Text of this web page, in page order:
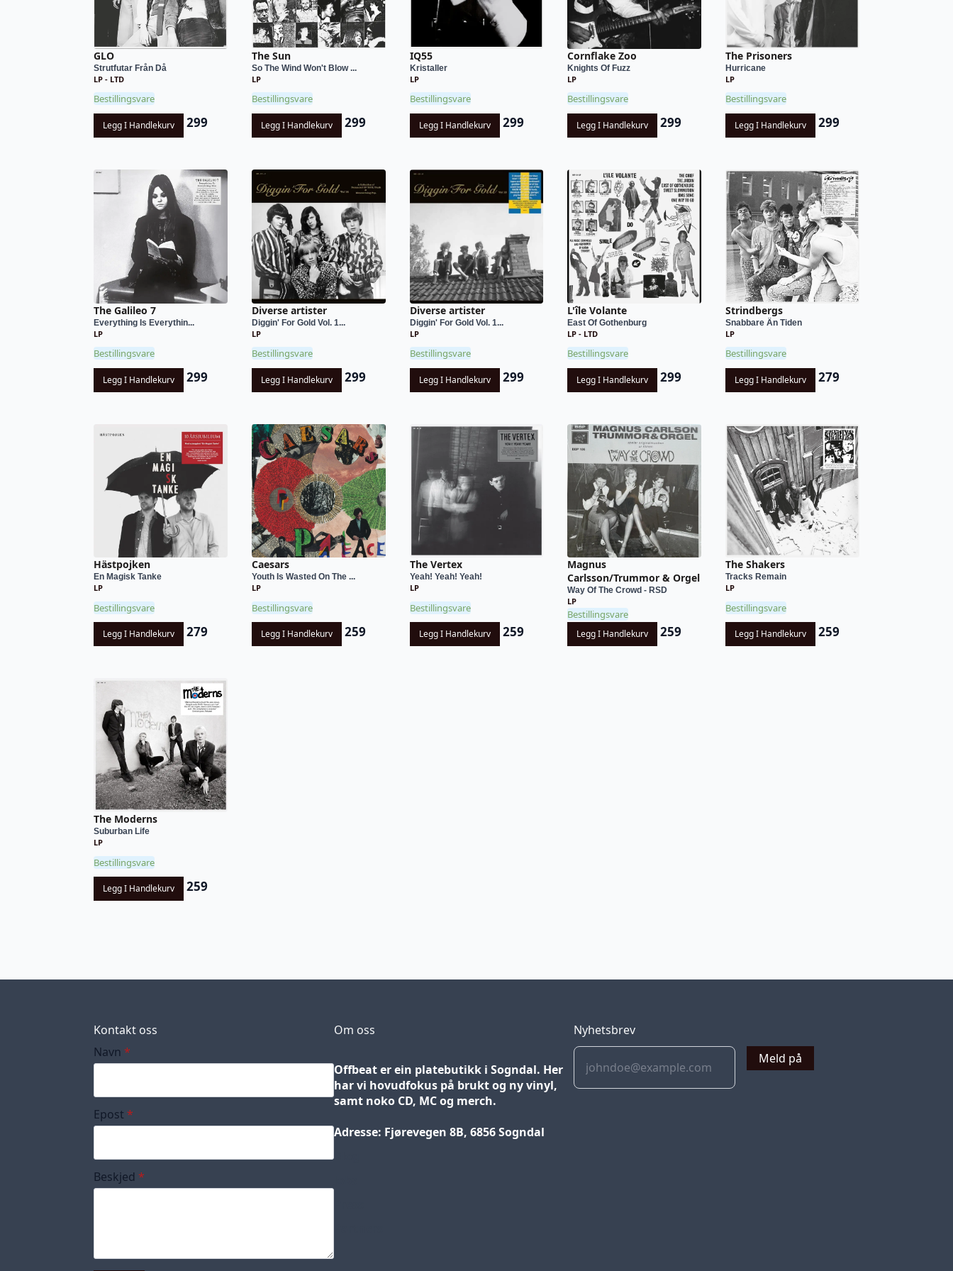
GLO
Strutfutar Från Då
LP - LTD
Bestillingsvare
Legg I Handlekurv 299
The Sun
So The Wind Won't Blow ...
LP
Bestillingsvare
Legg I Handlekurv 299
IQ55
Kristaller
LP
Bestillingsvare
Legg I Handlekurv 299
Cornflake Zoo
Knights Of Fuzz
LP
Bestillingsvare
Legg I Handlekurv 299
The Prisoners
Hurricane
LP
Bestillingsvare
Legg I Handlekurv 299
The Galileo 7
Everything Is Everythin...
LP
Bestillingsvare
Legg I Handlekurv 299
Diverse artister
Diggin' For Gold Vol. 1...
LP
Bestillingsvare
Legg I Handlekurv 299
Diverse artister
Diggin' For Gold Vol. 1...
LP
Bestillingsvare
Legg I Handlekurv 299
L'île Volante
East Of Gothenburg
LP - LTD
Bestillingsvare
Legg I Handlekurv 299
Strindbergs
Snabbare Än Tiden
LP
Bestillingsvare
Legg I Handlekurv 279
Hästpojken
En Magisk Tanke
LP
Bestillingsvare
Legg I Handlekurv 279
Caesars
Youth Is Wasted On The ...
LP
Bestillingsvare
Legg I Handlekurv 259
The Vertex
Yeah! Yeah! Yeah!
LP
Bestillingsvare
Legg I Handlekurv 259
Magnus
Carlsson/Trummor & Orgel
Way Of The Crowd - RSD
LP
Bestillingsvare
Legg I Handlekurv 259
The Shakers
Tracks Remain
LP
Bestillingsvare
Legg I Handlekurv 259
The Moderns
Suburban Life
LP
Bestillingsvare
Legg I Handlekurv 259
Kontakt oss
Navn *
Epost *
Beskjed *
Om oss
Offbeat er ein platebutikk i Sogndal. Her
har vi hovudfokus på brukt og ny vinyl,
samt noko CD, MC og merch.
Adresse: Fjørevegen 8B, 6856 Sogndal
Blog
Nyhetsbrev
Meld på